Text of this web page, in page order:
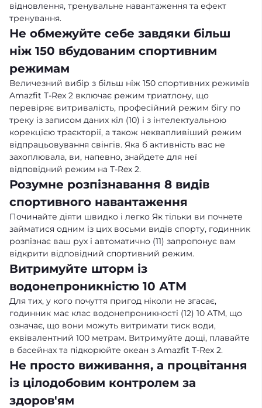
відновлення, тренувальне навантаження та ефект
тренування.
Не обмежуйте себе завдяки більш
ніж 150 вбудованим спортивним
режимам
Величезний вибір з більш ніж 150 спортивних режимів
Amazfit T-Rex 2 включає режим триатлону, що
перевіряє витривалість, професійний режим бігу по
треку із записом даних кіл (10) і з інтелектуальною
корекцією траєкторії, а також неквапливіший режим
відпрацьовування свінгів. Яка б активність вас не
захоплювала, ви, напевно, знайдете для неї
відповідний режим на T-Rex 2.
Розумне розпізнавання 8 видів
спортивного навантаження
Починайте діяти швидко і легко Як тільки ви почнете
займатися одним із цих восьми видів спорту, годинник
розпізнає ваш рух і автоматично (11) запропонує вам
відкрити відповідний спортивний режим.
Витримуйте шторм із
водонепроникністю 10 АТМ
Для тих, у кого почуття пригод ніколи не згасає,
годинник має клас водонепроникності (12) 10 ATM, що
означає, що вони можуть витримати тиск води,
еквівалентний 100 метрам. Витримуйте дощі, плавайте
в басейнах та підкорюйте океан з Amazfit T-Rex 2.
Не просто виживання, а процвітання
із цілодобовим контролем за
здоров'ям